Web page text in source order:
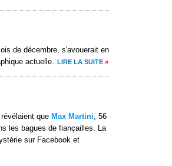
de décembre, s'avouerait en
actuelle. LIRE LA SUITE »
que Max Martini, 56
les bagues de fiançailles. La
sur Facebook et